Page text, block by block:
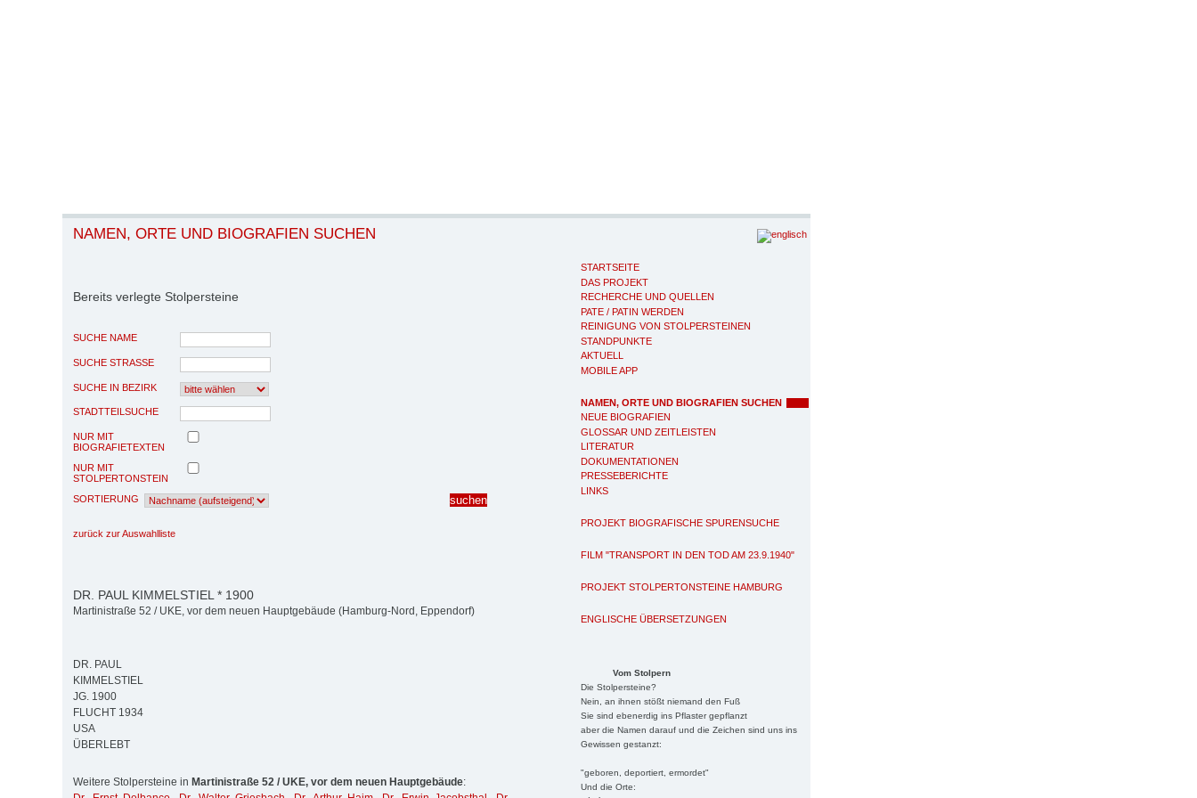
STARTSEITE
DAS PROJEKT
RECHERCHE UND QUELLEN
PATE / PATIN WERDEN
REINIGUNG VON STOLPERSTEINEN
STANDPUNKTE
AKTUELL
MOBILE APP
NAMEN, ORTE UND BIOGRAFIEN SUCHEN
NEUE BIOGRAFIEN
GLOSSAR UND ZEITLEISTEN
LITERATUR
DOKUMENTATIONEN
PRESSEBERICHTE
LINKS
PROJEKT BIOGRAFISCHE SPURENSUCHE
FILM "TRANSPORT IN DEN TOD AM 23.9.1940"
PROJEKT STOLPERTONSTEINE HAMBURG
ENGLISCHE ÜBERSETZUNGEN
Vom Stolpern
Die Stolpersteine?
Nein, an ihnen stößt niemand den Fuß
Sie sind ebenerdig ins Pflaster gepflanzt
aber die Namen darauf und die Zeichen sind uns ins
Gewissen gestanzt:
"geboren, deportiert, ermordet"
Und die Orte:
NAMEN, ORTE UND BIOGRAFIEN SUCHEN
Bereits verlegte Stolpersteine
SUCHE NAME
SUCHE STRASSE
SUCHE IN BEZIRK
STADTTEILSUCHE
NUR MIT
BIOGRAFIETEXTEN
NUR MIT
STOLPERTONSTEIN
SORTIERUNG
zurück zur Auswahlliste
DR. PAUL KIMMELSTIEL * 1900
Martinistraße 52 / UKE, vor dem neuen Hauptgebäude (Hamburg-Nord, Eppendorf)
DR. PAUL
KIMMELSTIEL
JG. 1900
FLUCHT 1934
USA
ÜBERLEBT
Weitere Stolpersteine in Martinistraße 52 / UKE, vor dem neuen Hauptgebäude: